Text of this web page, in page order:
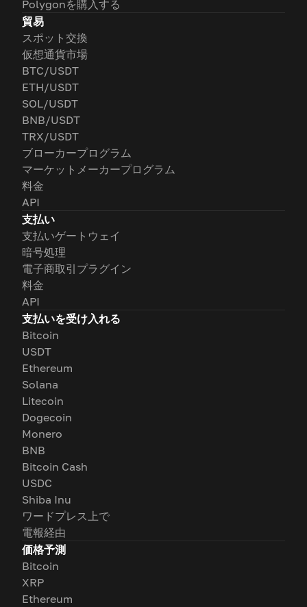
Polygonを購入する
貿易
スポット交換
仮想通貨市場
BTC/USDT
ETH/USDT
SOL/USDT
BNB/USDT
TRX/USDT
ブローカープログラム
マーケットメーカープログラム
料金
API
支払い
支払いゲートウェイ
暗号処理
電子商取引プラグイン
料金
API
支払いを受け入れる
Bitcoin
USDT
Ethereum
Solana
Litecoin
Dogecoin
Monero
BNB
Bitcoin Cash
USDC
Shiba Inu
ワードプレス上で
電報経由
価格予測
Bitcoin
XRP
Ethereum